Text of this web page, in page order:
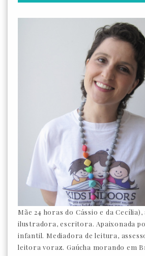
Mãe 24 horas do Cássio e da
ilustradora, escritora. Apaixonada
infantil. Mediadora de leitura,
leitora voraz. Gaúcha morando em